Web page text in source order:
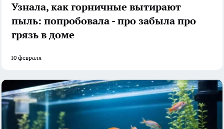
Узнала, как горничные вытирают
пыль: попробовала - про забыла про
грязь в доме
10 февраля